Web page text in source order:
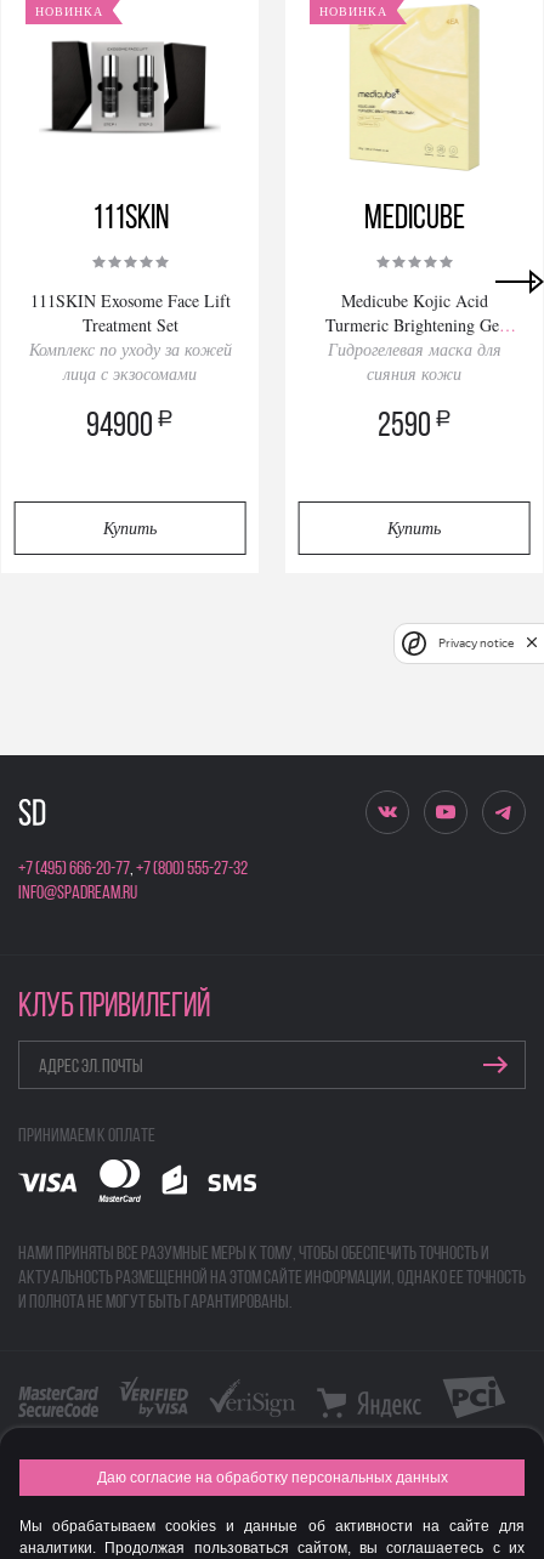
НОВИНКА
111SKIN
111SKIN Exosome Face Lift
Treatment Set
Комплекс по уходу за кожей
лица с экзосомами
94900 a
Купить
НОВИНКА
Medicube
Medicube Kojic Acid
Turmeric Brightening Gel
Mask 28gх4pcs
Гидрогелевая маска для
сияния кожи
2590 a
Купить
+7 (495) 666-20-77,+7 (800) 555-27-32
info@spadream.ru
КЛУБ ПРИВИЛЕГИЙ
Принимаем к оплате
Нами приняты все разумные меры к тому, чтобы обеспечить точность и
актуальность размещенной на этом сайте информации, однако ее точность
и полнота не могут быть гарантированы.
FASHION NEW YEAR AWARDS 2015
© Интернет-магазин профессиональной косметики Spadream
Даю согласие на обработку персональных данных
Мы обрабатываем cookies и данные об активности на сайте для
аналитики. Продолжая пользоваться сайтом, вы соглашаетесь с их
Privacy notice